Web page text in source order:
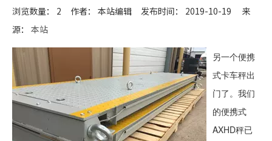
浏览数量： 2 作者： 本站编辑 发布时间： 2019-10-19 来
源： 本站
["wechat","weibo","qzone","douban","email"]
另一个便携
式卡车秤出
门了。我们
的便携式
AXHD秤已